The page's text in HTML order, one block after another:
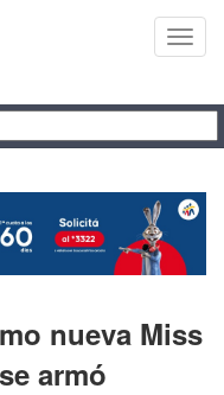
nueva Miss
armó